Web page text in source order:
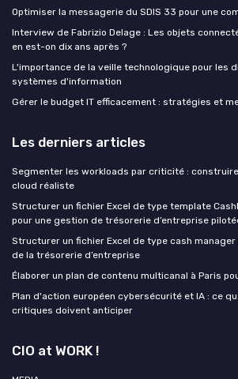
Optimiser la messagerie du SDIS 33 pour une
Interview de Fabrizio Delage : Les objets
en est-on dix ans après ?
L'importance de la veille technologique pour les
systèmes d'information
Gérer le budget IT efficacement : stratégies et
Les derniers articles
Segmenter les workloads par criticité :
cloud réaliste
Structurer un fichier Excel de type template
pour une gestion de trésorerie d’entreprise
Structurer un fichier Excel de type cash manager
de la trésorerie d’entreprise
Élaborer un plan de contenu multicanal à Paris
Plan d'action européen cybersécurité et IA : ce
critiques doivent anticiper
CIO at WORK !